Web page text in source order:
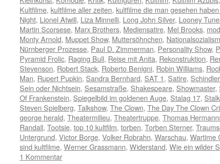
Kultfilme, kultfilme aller zeiten, kultfilme die man gesehen
Night, Lionel Atwill, Liza Minnelli, Long John Silver, Looney
Martin Scorsese, Marx Brothers, Mediensatire, Mel Brooks,
Monty Arnold, Muppet Show, Muttersöhnchen,
Nürnberger Prozesse, Paul D. Zimmerman, Personality Show,
Pyramid Frolic, Raging Bull, Reise mit Anita, Rekonstruktion,
Stevenson, Robert Stack, Roberto Benigni, Robin Williams,
Man, Rupert Pupkin, Sandra Bernhard, SAT 1, Satire,
Sein oder Nichtsein, Sesamstraße, Shakespeare, Showmaster,
Of Frankenstein, Spiegelbild im goldenen Auge, Stalag 17,
Steven Spielberg, Talkshow, The Clown, The Day The Clown
george herald, Theatermilieu, Theatertruppe, Thomas
Randall, Tootsie, top 10 kultfilm, torben, Torben Sterner,
Untergrund, Victor Borge, Volker Robrahn, Warschau, Wartime
sind kultfilme, Werner Grassmann, Widerstand, Wie ein wilder
1 Kommentar